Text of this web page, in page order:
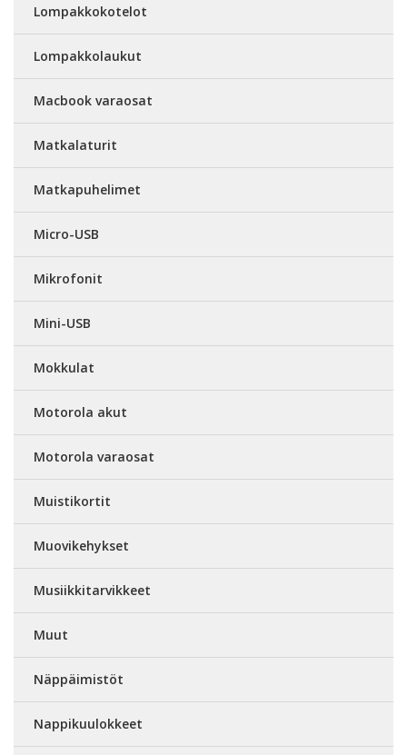
Lompakkokotelot
Lompakkolaukut
Macbook varaosat
Matkalaturit
Matkapuhelimet
Micro-USB
Mikrofonit
Mini-USB
Mokkulat
Motorola akut
Motorola varaosat
Muistikortit
Muovikehykset
Musiikkitarvikkeet
Muut
Näppäimistöt
Nappikuulokkeet